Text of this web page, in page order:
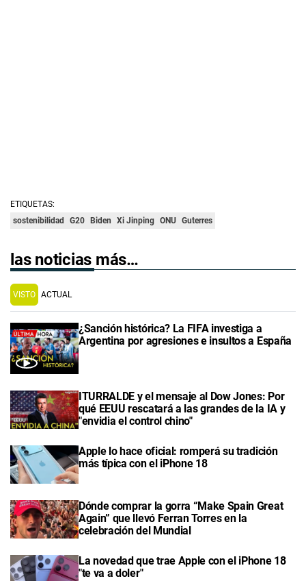
ETIQUETAS:
sostenibilidad
G20 Biden Xi Jinping ONU Guterres
las noticias más…
VISTO ACTUAL
¿Sanción histórica? La FIFA investiga a
Argentina por agresiones e insultos a España
ITURRALDE y el mensaje al Dow Jones: Por
qué EEUU rescatará a las grandes de la IA y
"envidia el control chino"
Apple lo hace oficial: romperá su tradición
más típica con el iPhone 18
Dónde comprar la gorra “Make Spain Great
Again” que llevó Ferran Torres en la
celebración del Mundial
La novedad que trae Apple con el iPhone 18
"te va a doler"